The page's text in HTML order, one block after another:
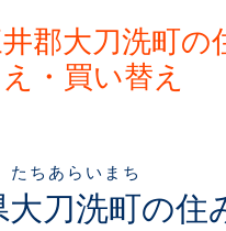
郡大刀洗町の
え・買い替え
大刀洗町
たちあらいまち
の住